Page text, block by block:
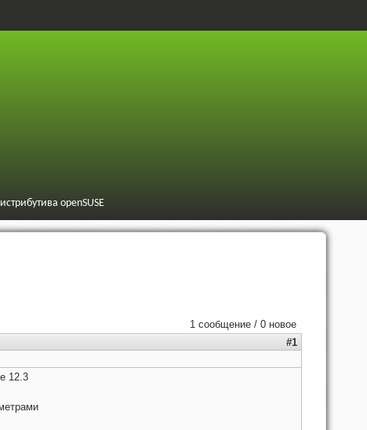
openSUSE
1 сообщение / 0 новое
#1
12.3